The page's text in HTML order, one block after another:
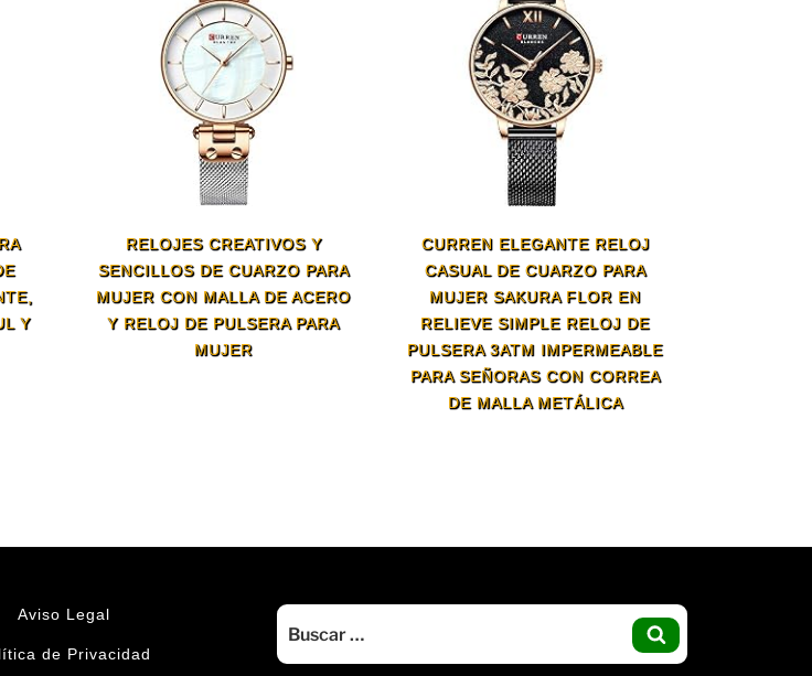
Y
RELOJES CREATIVOS Y
SENCILLOS DE CUARZO PARA
MUJER CON MALLA DE ACERO
Y RELOJ DE PULSERA PARA
MUJER
CURREN ELEGANTE RELOJ
CASUAL DE CUARZO PARA
MUJER SAKURA FLOR EN
RELIEVE SIMPLE RELOJ DE
PULSERA 3ATM IMPERMEABLE
PARA SEÑORAS CON CORREA
DE MALLA METÁLICA
Aviso Legal
de Privacidad